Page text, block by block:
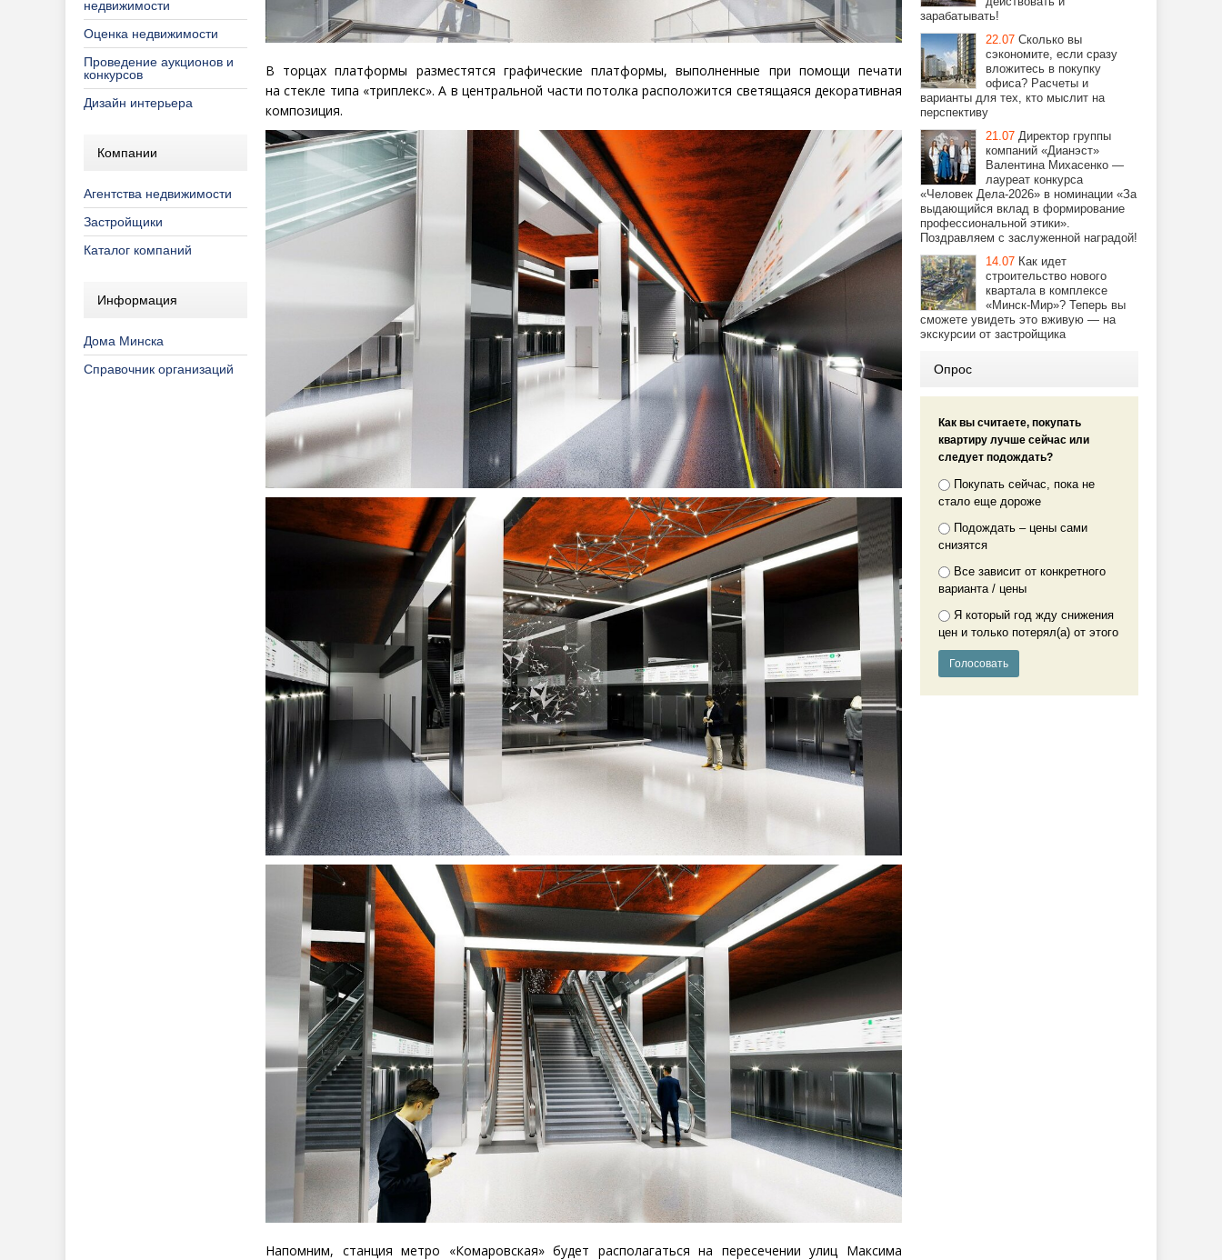
недвижимости
Оценка недвижимости
Проведение аукционов и
конкурсов
Дизайн интерьера
Компании
Агентства недвижимости
Застройщики
Каталог компаний
Информация
Дома Минска
Справочник организаций
В торцах платформы разместятся графические платформы, выполненные при помощи печати
на стекле типа «триплекс». А в центральной части потолка расположится светящаяся декоративная
композиция.
Напомним, станция метро «Комаровская» будет располагаться на пересечении улиц Максима
зарабатывать!
22.07 Сколько вы
сэкономите, если сразу
вложитесь в покупку
офиса? Расчеты и
варианты для тех, кто мыслит на
перспективу
21.07 Директор группы
компаний «Дианэст»
Валентина Михасенко —
лауреат конкурса
«Человек Дела-2026» в номинации «За
выдающийся вклад в формирование
профессиональной этики».
Поздравляем с заслуженной наградой!
14.07 Как идет
строительство нового
квартала в комплексе
«Минск-Мир»? Теперь вы
сможете увидеть это вживую — на
экскурсии от застройщика
Опрос
Как вы считаете, покупать
квартиру лучше сейчас или
следует подождать?
Покупать сейчас, пока не
стало еще дороже
Подождать – цены сами
снизятся
Все зависит от конкретного
варианта / цены
Я который год жду снижения
цен и только потерял(а) от этого